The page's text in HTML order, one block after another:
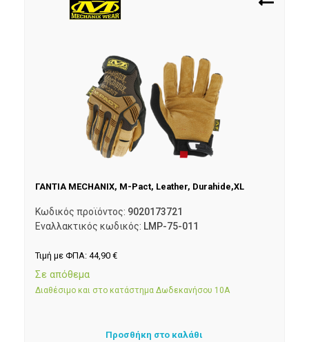
ΓΑΝΤΙΑ MECHANIX, M-Pact, Leather, Durahide,XL
Κωδικός προϊόντος: 9020173721
Εναλλακτικός κωδικός: LMP-75-011
Τιμή με ΦΠΑ: 44,90 €
Σε απόθεμα
Διαθέσιμο και στο κατάστημα Δωδεκανήσου 10Α
Προσθήκη στο καλάθι